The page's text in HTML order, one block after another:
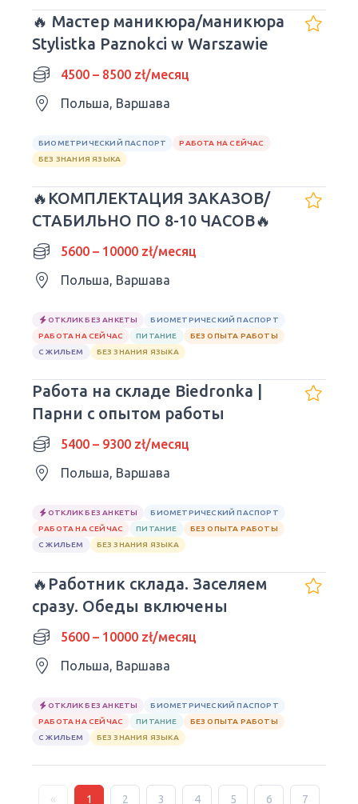
🔥 Мастер маникюра/маникюра
Stylistka Paznokci w Warszawie
4500 – 8500 zł/месяц
Польша, Варшава
БИОМЕТРИЧЕСКИЙ ПАСПОРТ
РАБОТА НА СЕЙЧАС
БЕЗ ЗНАНИЯ ЯЗЫКА
🔥КОМПЛЕКТАЦИЯ ЗАКАЗОВ/
СТАБИЛЬНО ПО 8-10 ЧАСОВ🔥
5600 – 10000 zł/месяц
Польша, Варшава
ОТКЛИК БЕЗ АНКЕТЫ
БИОМЕТРИЧЕСКИЙ ПАСПОРТ
РАБОТА НА СЕЙЧАС
ПИТАНИЕ
БЕЗ ОПЫТА РАБОТЫ
С ЖИЛЬЕМ
БЕЗ ЗНАНИЯ ЯЗЫКА
Работа на складе Biedronka |
Парни с опытом работы
5400 – 9300 zł/месяц
Польша, Варшава
ОТКЛИК БЕЗ АНКЕТЫ
БИОМЕТРИЧЕСКИЙ ПАСПОРТ
РАБОТА НА СЕЙЧАС
ПИТАНИЕ
БЕЗ ОПЫТА РАБОТЫ
С ЖИЛЬЕМ
БЕЗ ЗНАНИЯ ЯЗЫКА
🔥Работник склада. Заселяем
сразу. Обеды включены
5600 – 10000 zł/месяц
Польша, Варшава
ОТКЛИК БЕЗ АНКЕТЫ
БИОМЕТРИЧЕСКИЙ ПАСПОРТ
РАБОТА НА СЕЙЧАС
ПИТАНИЕ
БЕЗ ОПЫТА РАБОТЫ
С ЖИЛЬЕМ
БЕЗ ЗНАНИЯ ЯЗЫКА
« 1 2 3 4 5 6 7